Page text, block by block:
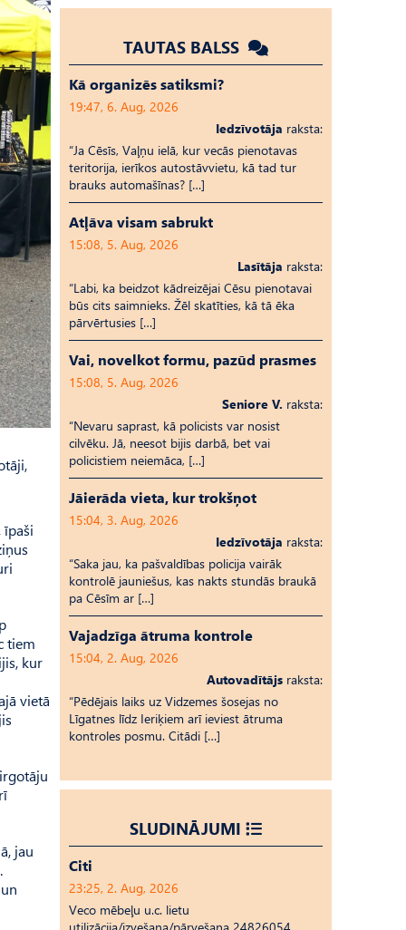
īpaši
tiem
kur
vietā
jau
TAUTAS BALSS
Kā organizēs satiksmi?
19:47, 6. Aug, 2026
Iedzīvotāja raksta:
“Ja Cēsīs, Vaļņu ielā, kur vecās pienotavas
teritorija, ierīkos autostāvvietu, kā tad tur
brauks automašīnas? […]
Atļāva visam sabrukt
15:08, 5. Aug, 2026
Lasītāja raksta:
“Labi, ka beidzot kādreizējai Cēsu pienotavai
būs cits saimnieks. Žēl skatīties, kā tā ēka
pārvērtusies […]
Vai, novelkot formu, pazūd prasmes
15:08, 5. Aug, 2026
Seniore V. raksta:
“Nevaru saprast, kā policists var nosist
cilvēku. Jā, neesot bijis darbā, bet vai
policistiem neiemāca, […]
Jāierāda vieta, kur trokšņot
15:04, 3. Aug, 2026
Iedzīvotāja raksta:
“Saka jau, ka pašvaldības policija vairāk
kontrolē jauniešus, kas nakts stundās braukā
pa Cēsīm ar […]
Vajadzīga ātruma kontrole
15:04, 2. Aug, 2026
Autovadītājs raksta:
“Pēdējais laiks uz Vid­ze­mes šosejas no
Līgatnes līdz Ieriķiem arī ieviest ātruma
kontroles posmu. Citādi […]
SLUDINĀJUMI
Citi
23:25, 2. Aug, 2026
Veco mēbeļu u.c. lietu